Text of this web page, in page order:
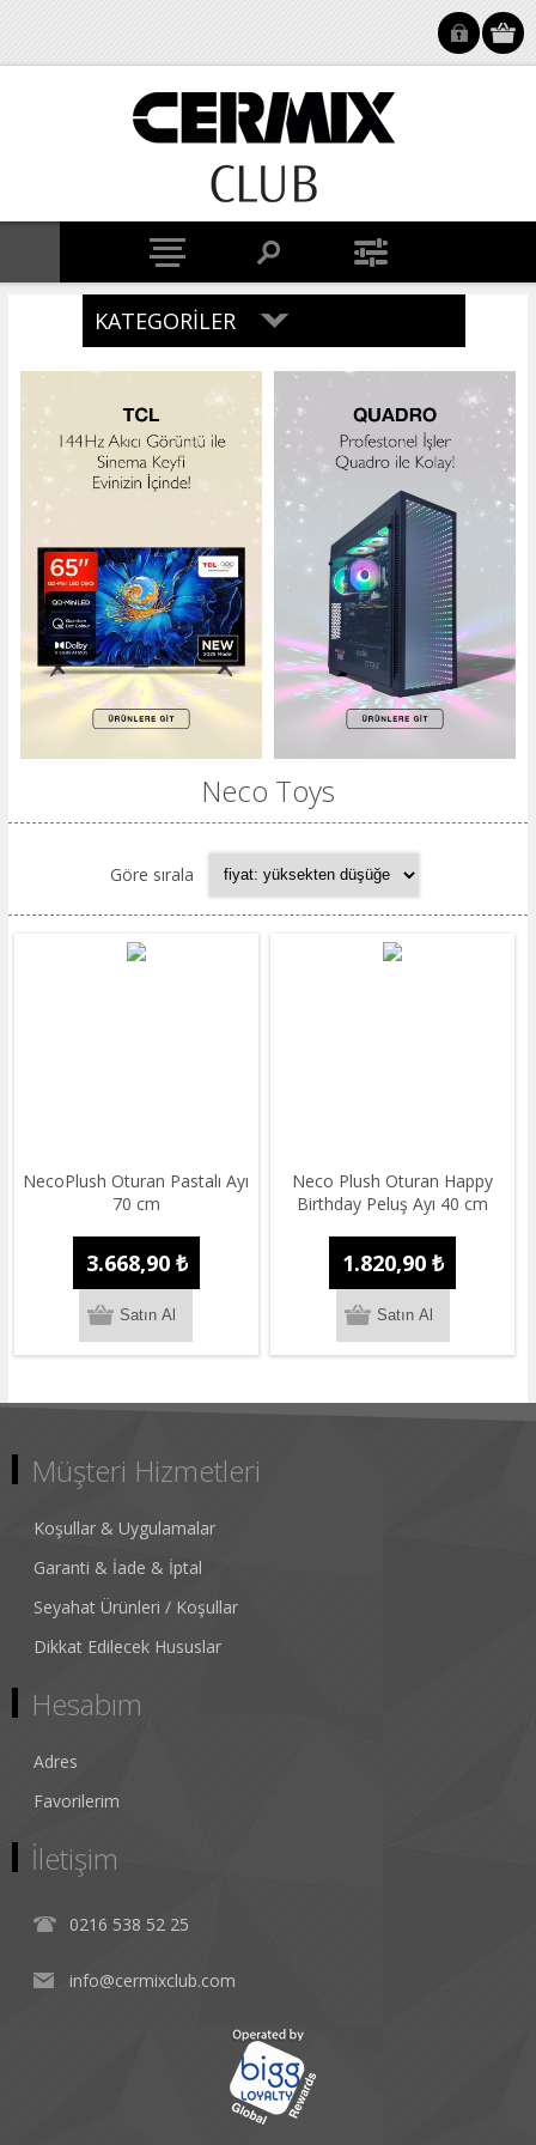
KATEGORILER
Neco Toys
Göre sırala
NecoPlush Oturan Pastalı Ayı
70 cm
3.668,90 ₺
Neco Plush Oturan Happy
Birthday Peluş Ayı 40 cm
1.820,90 ₺
Müşteri Hizmetleri
Koşullar & Uygulamalar
Garanti & İade & İptal
Seyahat Ürünleri / Koşullar
Dikkat Edilecek Hususlar
Hesabım
Adres
Favorilerim
İletişim
0216 538 52 25
info@cermixclub.com